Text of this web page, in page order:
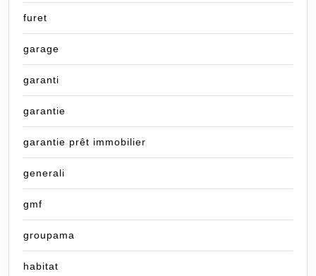
furet
garage
garanti
garantie
garantie prêt immobilier
generali
gmf
groupama
habitat